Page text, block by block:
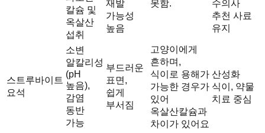
칼슘 및
옥살산
섭취
재발
가능성
높음
못함.
수의사
추천 사료
유지
스트루바이트
요석
소변
알칼리성
(pH
높음),
감염
동반
가능
부드러운
표면,
쉽게
부서짐
고양이에게
흔하며,
식이로 용해가
가능한 경우가
있어
옥살산칼슘과
차이가 있어요
산성화
식이, 약물
치료 중심